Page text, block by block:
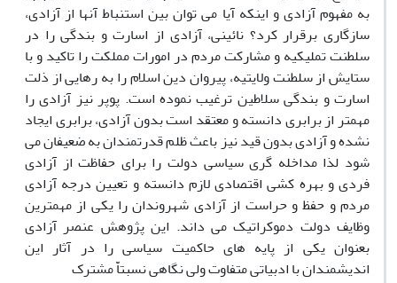
به مفهوم آزادی و اینکه آیا می توان بین استنباط آنها از آزادی،
سازگاری برقرار کرد؟ نائینی، آزادی از اسارت و بندگی را در
سلطنت تملیکیه و مشارکت مردم در امورات مملکت را تاکید و با
ستایش از سلطنت ولایتیه، پیروان دین اسلام را به رهایی از ذلت
اسارت و بندگی سلاطین ترغیب نموده است. پوپر نیز آزادی را
مهمتر از برابری دانسته و معتقد است بدون آزادی، برابری ایجاد
نشده و آزادی بدون قید نیز باعث ظلم قدرتمندان به ضعیفان می
شود لذا مداخله گری سیاسی دولت را برای حفاظت از آزادی
فردی و بهره کشی اقتصادی لازم دانسته و تعیین درجه آزادی
مردم و حفظ و حراست از آزادی شهروندان را یکی از مهمترین
وظایف دولت دموکراتیک می داند. این پژوهش عنصر آزادی
بعنوان یکی از پایه های حاکمیت سیاسی را در آثار این
اندیشمندان با ادبیاتی متفاوت ولی نگاهی نسبتاّّ مشترک